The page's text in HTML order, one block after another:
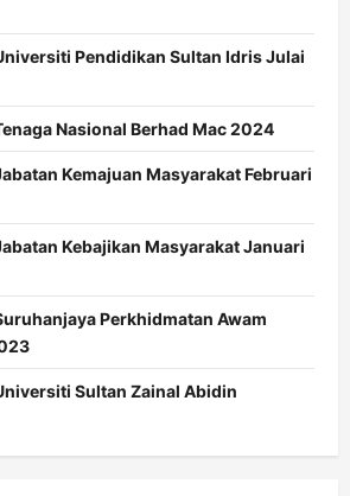
Pendidikan Sultan Idris Julai
Nasional Berhad Mac 2024
Kemajuan Masyarakat Februari
Kebajikan Masyarakat Januari
Perkhidmatan Awam
Sultan Zainal Abidin